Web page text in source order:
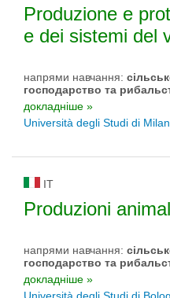
Produzione e
e dei sistemi del
напрями навчання:
господарство та
докладніше »
Università degli Studi di
IT
Produzioni
напрями навчання:
господарство та
докладніше »